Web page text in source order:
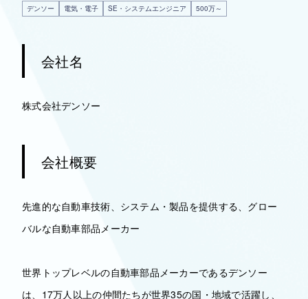
デンソー 電気・電子 SE・システムエンジニア 500万～
会社名
株式会社デンソー
会社概要
先進的な自動車技術、システム・製品を提供する、グロー
バルな自動車部品メーカー
世界トップレベルの自動車部品メーカーであるデンソー
は、17万人以上の仲間たちが世界35の国・地域で活躍し、